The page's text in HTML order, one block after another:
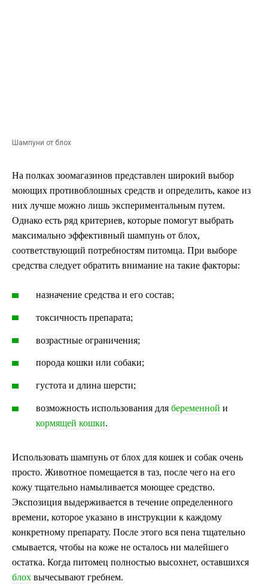
Шампуни от блох
На полках зоомагазинов представлен широкий выбор
моющих противоблошных средств и определить, какое из
них лучше можно лишь экспериментальным путем.
Однако есть ряд критериев, которые помогут выбрать
максимально эффективный шампунь от блох,
соответствующий потребностям питомца. При выборе
средства следует обратить внимание на такие факторы:
назначение средства и его состав;
токсичность препарата;
возрастные ограничения;
порода кошки или собаки;
густота и длина шерсти;
возможность использования для беременной и
кормящей кошки.
Использовать шампунь от блох для кошек и собак очень
просто. Животное помещается в таз, после чего на его
кожу тщательно намыливается моющее средство.
Экспозиция выдерживается в течение определенного
времени, которое указано в инструкции к каждому
конкретному препарату. После этого вся пена тщательно
смывается, чтобы на коже не осталось ни малейшего
остатка. Когда питомец полностью высохнет, оставшихся
блох вычесывают гребнем.